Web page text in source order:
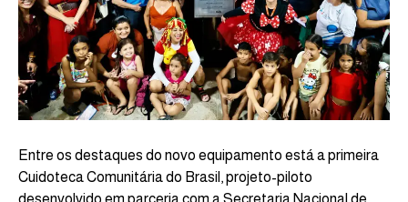
Entre os destaques do novo equipamento está a primeira
Cuidoteca Comunitária do Brasil, projeto-piloto